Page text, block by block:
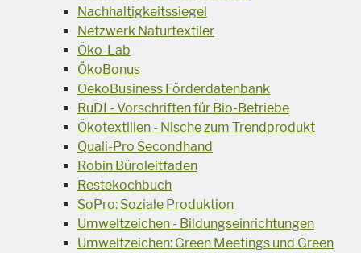
Nachhaltigkeitssiegel
Netzwerk Naturtextiler
Öko-Lab
ÖkoBonus
OekoBusiness Förderdatenbank
RuDI - Vorschriften für Bio-Betriebe
Ökotextilien - Nische zum Trendprodukt
Quali-Pro Secondhand
Robin Büroleitfaden
Restekochbuch
SoPro: Soziale Produktion
Umweltzeichen - Bildungseinrichtungen
Umweltzeichen: Green Meetings und Green